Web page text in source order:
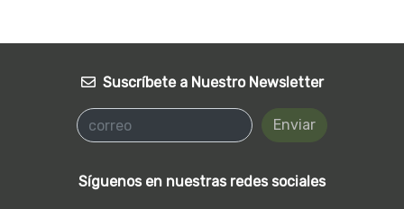
Suscríbete a Nuestro Newsletter
Enviar
Síguenos en nuestras redes sociales